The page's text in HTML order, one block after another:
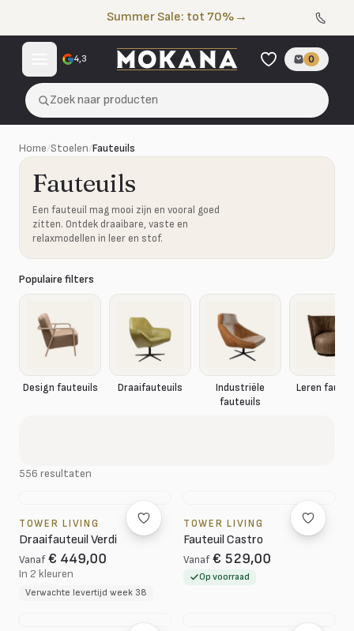
Summer Sale: tot 70% →
4,3 0
Zoek naar producten
Home/Stoelen/Fauteuils
Fauteuils
Een fauteuil mag mooi zijn en vooral goed
zitten. Ontdek draaibare, vaste en
relaxmodellen in leer en stof.
Populaire filters
Design fauteuils Draaifauteuils
Industriële
fauteuils
Leren
556 resultaten
TOWER LIVING
Draaifauteuil Verdi
Vanaf € 449,00
In 2 kleuren
Verwachte levertijd week 38
TOWER LIVING
Fauteuil Castro
Vanaf € 529,00
Op voorraad